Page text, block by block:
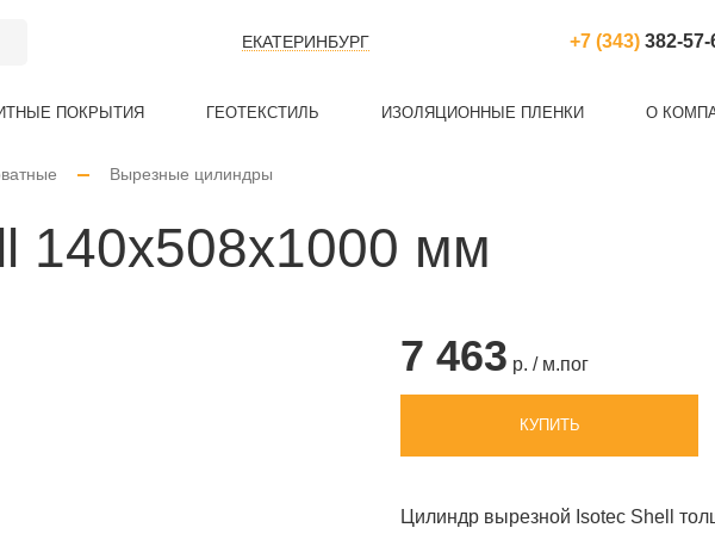
ЕКАТЕРИНБУРГ +7 (343)382-57-
БАЗАЛЬТОВЫЙ КАРТОН
ПОКРЫТИЯ
ТКАНЬ БАЗАЛЬТОВАЯ
ГЕОТЕКСТИЛЬ ИЗОЛЯЦИОННЫЕ ПЛЕНКИ
ПЛЁНКА ПОЛИЭТИЛЕНОВАЯ
О
Вырезные цилиндры
140x508x1000 мм
7 463 р. / м.пог
КУПИТЬ
Цилиндр вырезной Isotec Shell